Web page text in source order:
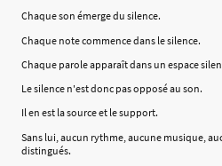
Chaque son émerge du silence.
Chaque note commence dans le silence.
Chaque parole apparaît dans un espace
Le silence n'est donc pas opposé au son.
Il en est la source et le support.
Sans lui, aucun rythme, aucune musique,
distingués.